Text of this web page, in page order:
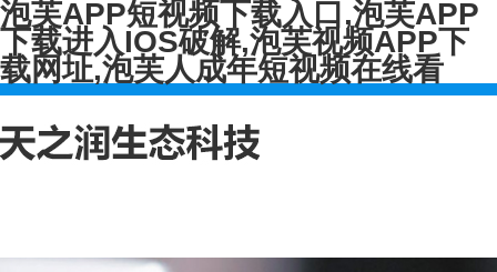
泡芙APP短视频下载入口,泡芙APP
下载进入IOS破解,泡芙视频APP下
载网址,泡芙人成年短视频在线看